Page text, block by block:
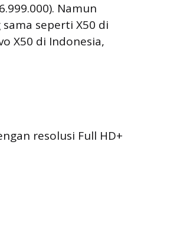
Namun
seperti X50 di
X50 di Indonesia,
resolusi Full HD+